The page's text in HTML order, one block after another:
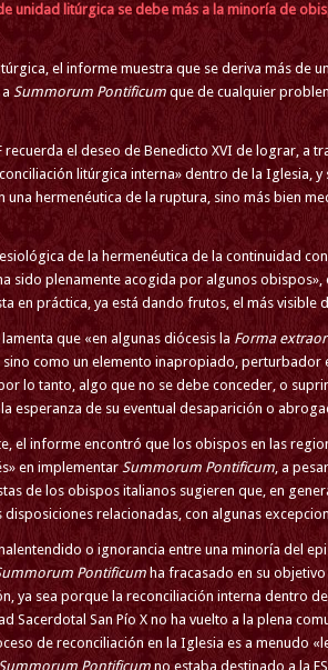
unidad litúrgica se debe más a la minoría de
el informe muestra que se deriva más de
Summorum Pontificum que de cualquier
recuerda el deseo de Benedicto XVI de lograr, a
litúrgica interna» dentro de la Iglesia,
una hermenéutica de la ruptura, sino más bien
de la hermenéutica de la continuidad
sido plenamente acogida por algunos
en práctica, ya está dando frutos, el más visible
que «en algunas diócesis la Forma
sino como un elemento inapropiado,
por lo tanto, algo que no se debe conceder, o
esperanza de su eventual desaparición o
el informe encontró que los obispos en las
en implementar Summorum Pontificum, a
de los obispos italianos sugieren que, en
disposiciones relacionadas, con algunas
o ignorancia entre una minoría del
Pontificum ha fracasado en su
ya sea porque la reconciliación interna dentro
Sacerdotal San Pío X no ha vuelto a la plena
de reconciliación en la Iglesia es a menudo
Summorum Pontificum no estaba destinado a la